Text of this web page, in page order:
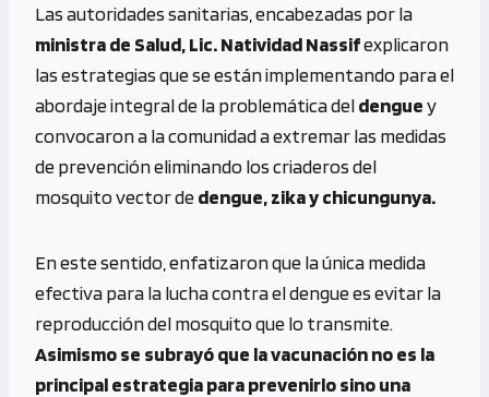
b
o
o
k
se
n
g
er
py
Li
n
k
gr
a
m
at
s
A
p
p
Las autoridades sanitarias, encabezadas por la
ministra de Salud, Lic. Natividad Nassifexplicaron
las estrategias que se están implementando para el
abordaje integral de la problemática deldenguey
convocaron a la comunidad a extremar las medidas
de prevención eliminando los criaderos del
mosquito vector dedengue, zika y chicungunya.
En este sentido, enfatizaron que la única medida
efectiva para la lucha contra el dengue es evitar la
reproducción del mosquito que lo transmite.
Asimismo se subrayó que la vacunación no es la
principal estrategia para prevenirlo sino una